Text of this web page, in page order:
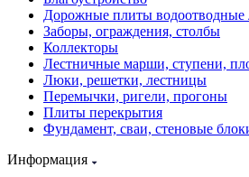
Дорожные плиты водоотводные
Заборы, ограждения, столбы
Коллекторы
Лестничные марши, ступени,
Люки, решетки, лестницы
Перемычки, ригели, прогоны
Плиты перекрытия
Фундамент, сваи, стеновые
Информация